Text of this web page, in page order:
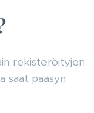
rekisteröityjen
saat pääsyn